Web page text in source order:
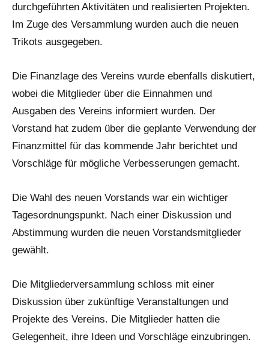
durchgeführten Aktivitäten und realisierten Projekten.
Im Zuge des Versammlung wurden auch die neuen
Trikots ausgegeben.
Die Finanzlage des Vereins wurde ebenfalls diskutiert,
wobei die Mitglieder über die Einnahmen und
Ausgaben des Vereins informiert wurden. Der
Vorstand hat zudem über die geplante Verwendung der
Finanzmittel für das kommende Jahr berichtet und
Vorschläge für mögliche Verbesserungen gemacht.
Die Wahl des neuen Vorstands war ein wichtiger
Tagesordnungspunkt. Nach einer Diskussion und
Abstimmung wurden die neuen Vorstandsmitglieder
gewählt.
Die Mitgliederversammlung schloss mit einer
Diskussion über zukünftige Veranstaltungen und
Projekte des Vereins. Die Mitglieder hatten die
Gelegenheit, ihre Ideen und Vorschläge einzubringen.